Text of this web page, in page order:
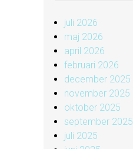
juli 2026
maj 2026
april 2026
februari 2026
december 2025
november 2025
oktober 2025
september 2025
juli 2025